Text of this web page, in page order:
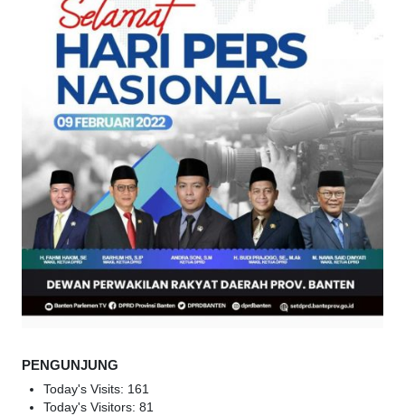
PENGUNJUNG
Today's Visits: 161
Today's Visitors: 81